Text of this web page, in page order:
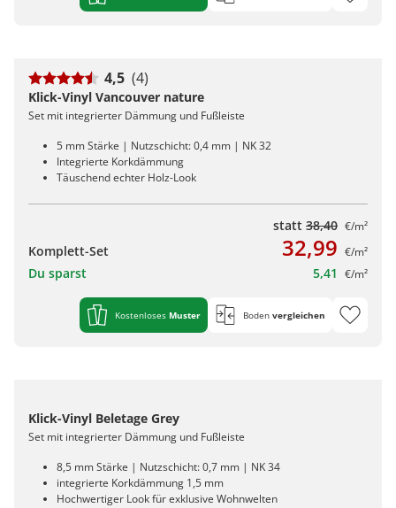
4,5 (4)
Klick-Vinyl Vancouver nature
Set mit integrierter Dämmung und Fußleiste
5 mm Stärke | Nutzschicht: 0,4 mm | NK 32
Integrierte Korkdämmung
Täuschend echter Holz-Look
statt 38,40 €/m²
Komplett-Set 32,99 €/m²
Du sparst 5,41 €/m²
Kostenloses Muster Boden vergleichen
Klick-Vinyl Beletage Grey
Set mit integrierter Dämmung und Fußleiste
8,5 mm Stärke | Nutzschicht: 0,7 mm | NK 34
integrierte Korkdämmung 1,5 mm
Hochwertiger Look für exklusive Wohnwelten